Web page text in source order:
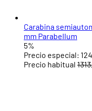
Carabina
mm Parabellum
5%
Precio especial:
Precio habitual